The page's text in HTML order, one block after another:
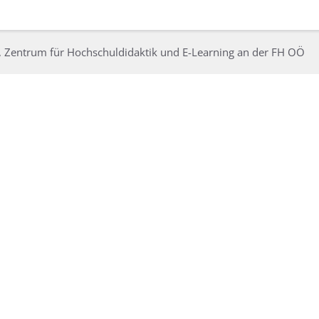
Zentrum für Hochschuldidaktik und E-Learning an der FH OÖ